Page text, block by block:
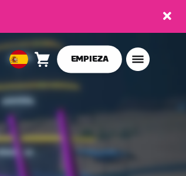
European
Union
Español
Carro
0
artículos
EMPIEZA